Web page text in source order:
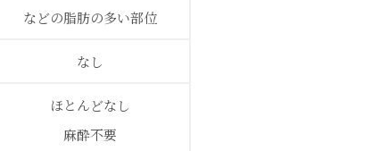
などの脂肪の多い部位
なし
ほとんどなし
麻酔不要